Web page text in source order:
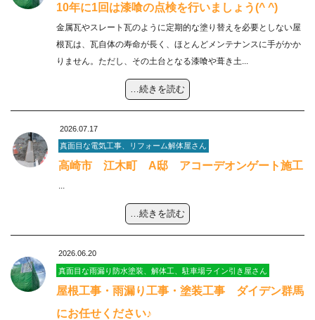
10年に1回は漆喰の点検を行いましょう(^ ^)
金属瓦やスレート瓦のように定期的な塗り替えを必要としない屋
根瓦は、瓦自体の寿命が長く、ほとんどメンテナンスに手がかか
りません。ただし、その土台となる漆喰や葺き土...
…続きを読む
2026.07.17
真面目な電気工事、リフォーム解体屋さん
高崎市 江木町 A邸 アコーデオンゲート施工
...
…続きを読む
2026.06.20
真面目な雨漏り防水塗装、解体工、駐車場ライン引き屋さん
屋根工事・雨漏り工事・塗装工事 ダイデン群馬
にお任せください♪